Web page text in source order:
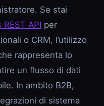
Se stai
API per
o CRM, l’utilizzo
rappresenta lo
un flusso di dati
In ambito B2B,
di sistema